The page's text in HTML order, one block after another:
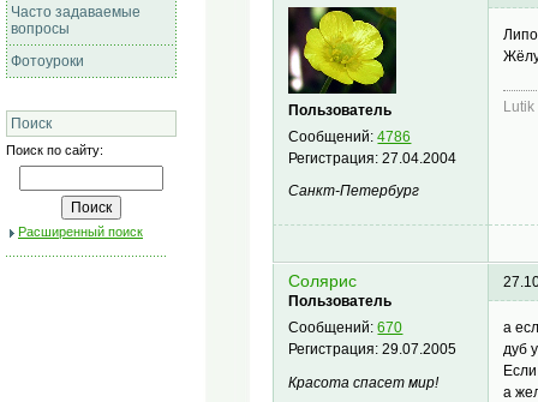
Часто задаваемые
вопросы
Фотоуроки
Поиск
Поиск по сайту:
Расширенный поиск
Пользователь
Сообщений:4786
Регистрация:27.04.2004
Санкт-Петербург
Lutik
Солярис
Пользователь
Сообщений:670
Регистрация:29.07.2005
Красота спасет мир!
а
дуб
а